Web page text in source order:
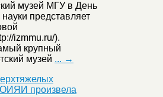
музей МГУ в День
представляет
izmmu.ru/).
крупный
музей ... →
произвела